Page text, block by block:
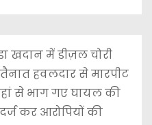
खदान में डीज़ल चोरी
हवलदार से मारपीट
से भाग गए घायल की
कर आरोपियों की